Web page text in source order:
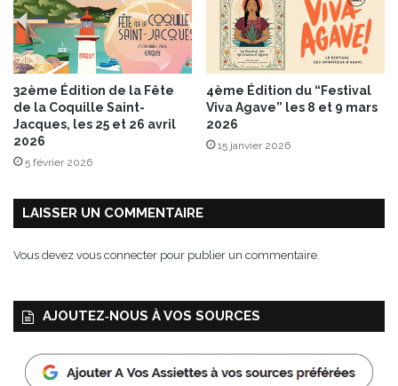
c
y
®
32ème Édition de la Fête
de la Coquille Saint-
Jacques, les 25 et 26 avril
2026
5 février 2026
4ème Édition du “Festival
Viva Agave” les 8 et 9 mars
2026
15 janvier 2026
LAISSER UN COMMENTAIRE
Vous devez vous connecter pour publier un commentaire.
AJOUTEZ‑NOUS À VOS SOURCES